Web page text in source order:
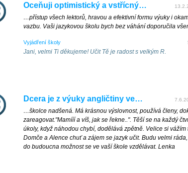
Oceňuji optimistický a vstřícný…
…přístup všech lektorů, hravou a efektivní formu výuky i
vazbu. Vaši jazykovou školu bych bez váhání doporučila
Vyjádření školy
Jani, velmi Ti děkujeme! Učit Tě je radost s velkým R.
Dcera je z výuky angličtiny ve…
…školce nadšená. Má krásnou výslovnost, používá členy,
zareagovat."Mamííí a víš, jak se řekne..". Těší se na každý
úkoly, když náhodou chybí, dodělává zpětně. Velice si vážím
Domče a Alence chuť a zájem se jazyk učit. Budu velmi
do budoucna možnost se ve vaší škole vzdělávat. Lenka